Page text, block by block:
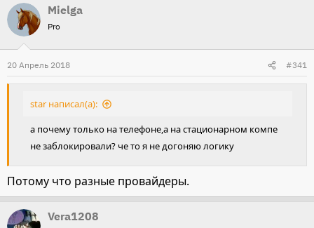
о
р
т
е
м
а
н
а
ч
а
Mielga
Pro
20 Апрель 2018 #341
star написал(а):
а почему только на телефоне,а на стационарном компе
не заблокировали? че то я не догоняю логику
Потому что разные провайдеры.
Vera1208